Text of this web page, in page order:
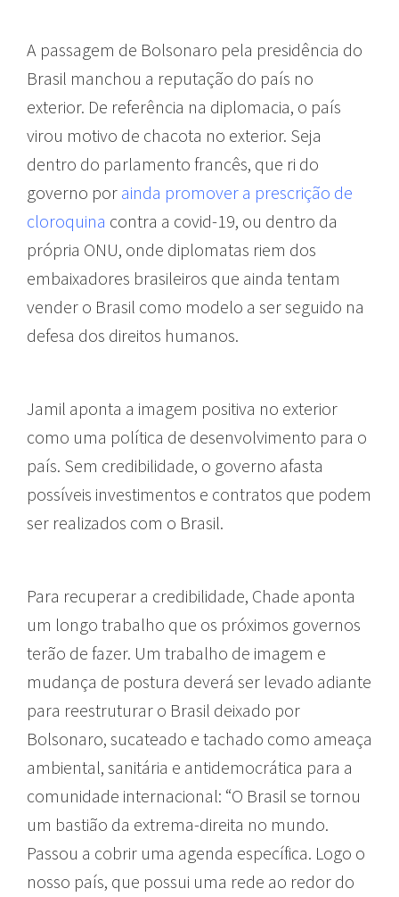
A passagem de Bolsonaro pela presidência do
Brasil manchou a reputação do país no
exterior. De referência na diplomacia, o país
virou motivo de chacota no exterior. Seja
dentro do parlamento francês, que ri do
governo por ainda promover a prescrição de
cloroquina contra a covid-19, ou dentro da
própria ONU, onde diplomatas riem dos
embaixadores brasileiros que ainda tentam
vender o Brasil como modelo a ser seguido na
defesa dos direitos humanos.
Jamil aponta a imagem positiva no exterior
como uma política de desenvolvimento para o
país. Sem credibilidade, o governo afasta
possíveis investimentos e contratos que podem
ser realizados com o Brasil.
Para recuperar a credibilidade, Chade aponta
um longo trabalho que os próximos governos
terão de fazer. Um trabalho de imagem e
mudança de postura deverá ser levado adiante
para reestruturar o Brasil deixado por
Bolsonaro, sucateado e tachado como ameaça
ambiental, sanitária e antidemocrática para a
comunidade internacional: “O Brasil se tornou
um bastião da extrema-direita no mundo.
Passou a cobrir uma agenda específica. Logo o
nosso país, que possui uma rede ao redor do